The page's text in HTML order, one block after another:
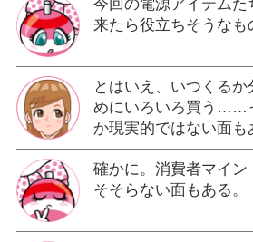
今回の電源アイテム
来たら役立ちそうなも
とはいえ、いつくる
めにいろいろ買う……
か現実的ではない面も
確かに。消費者マイン
そそらない面もある。